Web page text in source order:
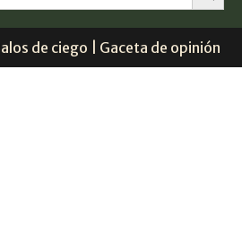
de ciego | Gaceta de opinión